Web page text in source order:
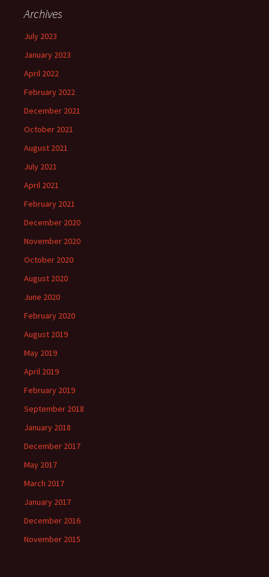
Archives
July 2023
January 2023
April 2022
February 2022
December 2021
October 2021
August 2021
July 2021
April 2021
February 2021
December 2020
November 2020
October 2020
August 2020
June 2020
February 2020
August 2019
May 2019
April 2019
February 2019
September 2018
January 2018
December 2017
May 2017
March 2017
January 2017
December 2016
November 2015